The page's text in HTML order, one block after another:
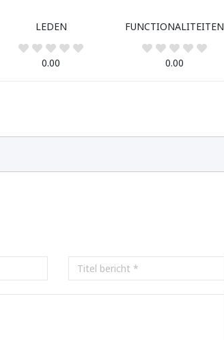
LEDEN
0.00
FUNCTIONALITEITEN
0.00